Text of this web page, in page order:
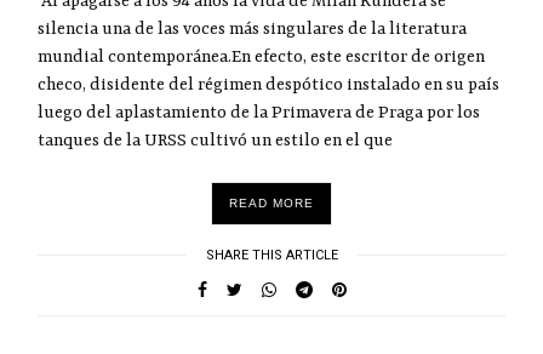
silencia una de las voces más singulares de la literatura
mundial contemporánea.En efecto, este escritor de origen
checo, disidente del régimen despótico instalado en su país
luego del aplastamiento de la Primavera de Praga por los
tanques de la URSS cultivó un estilo en el que
READ MORE
SHARE THIS ARTICLE